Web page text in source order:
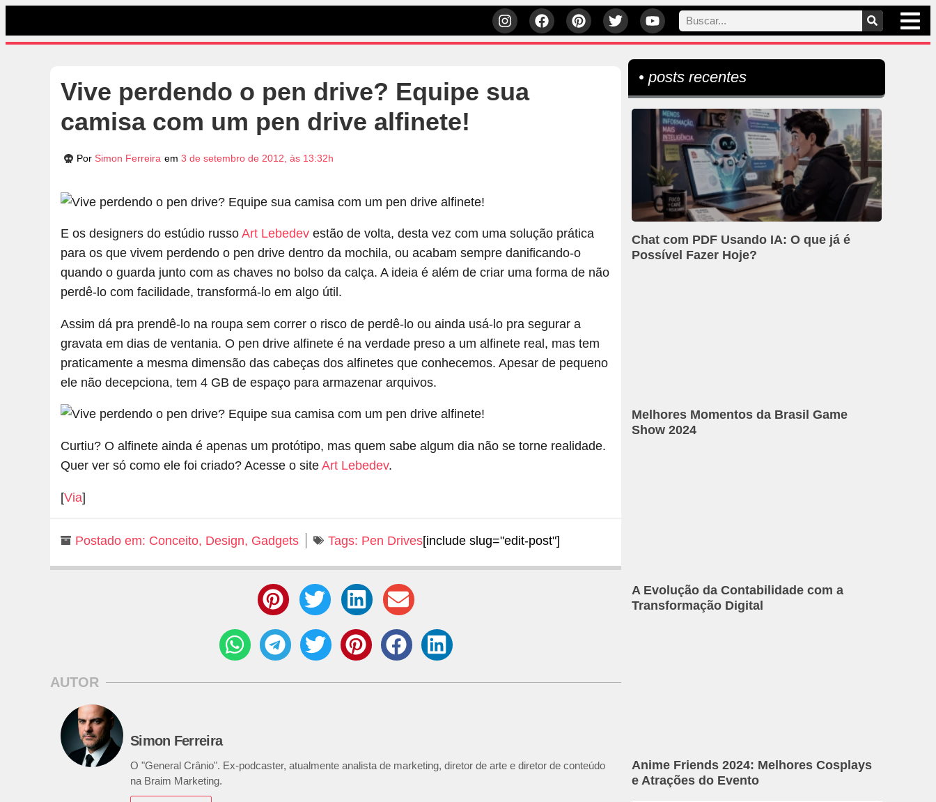
Vive perdendo o pen drive? Equipe sua
camisa com um pen drive alfinete!
Por Simon Ferreira em 3 de setembro de 2012, às 13:32h
E os designers do estúdio russo Art Lebedev estão de volta, desta vez com uma solução prática
para os que vivem perdendo o pen drive dentro da mochila, ou acabam sempre danificando-o
quando o guarda junto com as chaves no bolso da calça. A ideia é além de criar uma forma de não
perdê-lo com facilidade, transformá-lo em algo útil.
Assim dá pra prendê-lo na roupa sem correr o risco de perdê-lo ou ainda usá-lo pra segurar a
gravata em dias de ventania. O pen drive alfinete é na verdade preso a um alfinete real, mas tem
praticamente a mesma dimensão das cabeças dos alfinetes que conhecemos. Apesar de pequeno
ele não decepciona, tem 4 GB de espaço para armazenar arquivos.
Curtiu? O alfinete ainda é apenas um protótipo, mas quem sabe algum dia não se torne realidade.
Quer ver só como ele foi criado? Acesse o site Art Lebedev.
[Via]
Postado em: Conceito, Design, Gadgets Tags: Pen Drives[include slug="edit-post"]
AUTOR
Simon Ferreira
O "General Crânio". Ex-podcaster, atualmente analista de marketing, diretor de arte e diretor de conteúdo
na Braim Marketing.
• posts recentes
Chat com PDF Usando IA: O que já é
Possível Fazer Hoje?
Melhores Momentos da Brasil Game
Show 2024
A Evolução da Contabilidade com a
Transformação Digital
Anime Friends 2024: Melhores Cosplays
e Atrações do Evento